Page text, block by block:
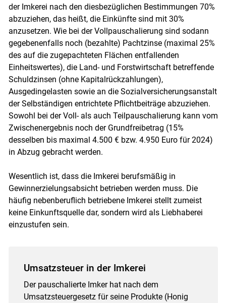
der Imkerei nach den diesbezüglichen Bestimmungen 70%
abzuziehen, das heißt, die Einkünfte sind mit 30%
anzusetzen. Wie bei der Vollpauschalierung sind sodann
gegebenenfalls noch (bezahlte) Pachtzinse (maximal 25%
des auf die zugepachteten Flächen entfallenden
Einheitswertes), die Land- und Forstwirtschaft betreffende
Schuldzinsen (ohne Kapitalrückzahlungen),
Ausgedingelasten sowie an die Sozialversicherungsanstalt
der Selbständigen entrichtete Pflichtbeiträge abzuziehen.
Sowohl bei der Voll- als auch Teilpauschalierung kann vom
Zwischenergebnis noch der Grundfreibetrag (15%
desselben bis maximal 4.500 € bzw. 4.950 Euro für 2024)
in Abzug gebracht werden.
Wesentlich ist, dass die Imkerei berufsmäßig in
Gewinnerzielungsabsicht betrieben werden muss. Die
häufig nebenberuflich betriebene Imkerei stellt zumeist
keine Einkunftsquelle dar, sondern wird als Liebhaberei
einzustufen sein.
Umsatzsteuer in der Imkerei
Der pauschalierte Imker hat nach dem
Umsatzsteuergesetz für seine Produkte (Honig